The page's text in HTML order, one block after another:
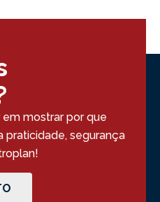
mostrar por que
segurança